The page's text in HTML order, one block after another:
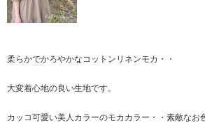
柔らかでかろやかなコットンリネンモカ・・
大変着心地の良い生地です。
カッコ可愛い美人カラーのモカカラー・・素敵なお